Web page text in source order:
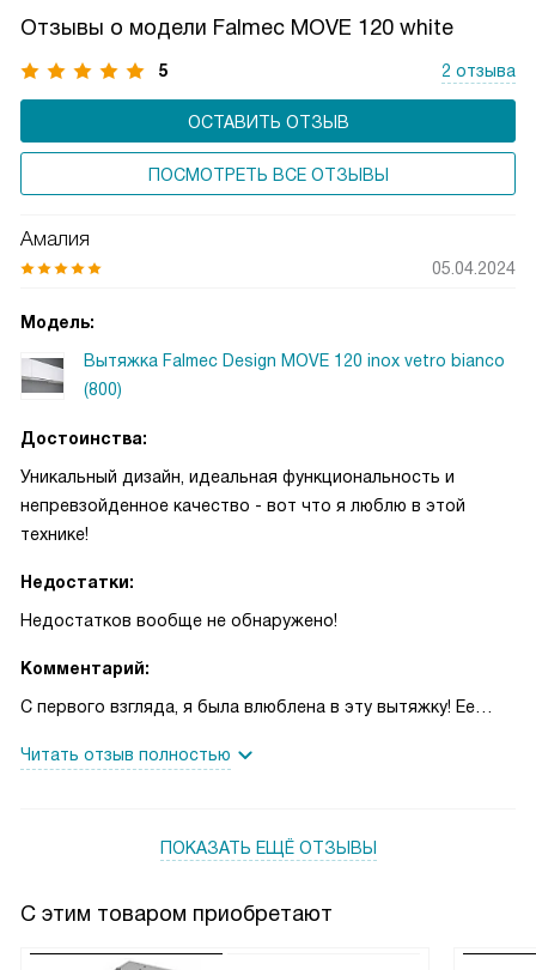
с внешним мотором сочетают мощность, надежность
и акустический комфорт.
Отзывы о модели Falmec MOVE 120 white
5 2 отзыва
ОСТАВИТЬ ОТЗЫВ
ПОСМОТРЕТЬ ВСЕ ОТЗЫВЫ
Амалия
05.04.2024
Модель:
Вытяжка Falmec Design MOVE 120 inox vetro bianco
(800)
Достоинства:
Уникальный дизайн, идеальная функциональность и
непревзойденное качество - вот что я люблю в этой
технике!
Недостатки:
Недостатков вообще не обнаружено!
Комментарий:
С первого взгляда, я была влюблена в эту вытяжку! Ее
стекле привлекло мое внимание и идеально вписалось в
Но не только внешний вид меня поразил. Эта вытяжка
характеристиками. Светодиодное освещение создает
позволяют мне выбирать оптимальный режим работы в
Читать отзыв полностью
ПОКАЗАТЬ ЕЩЁ ОТЗЫВЫ
С этим товаром приобретают